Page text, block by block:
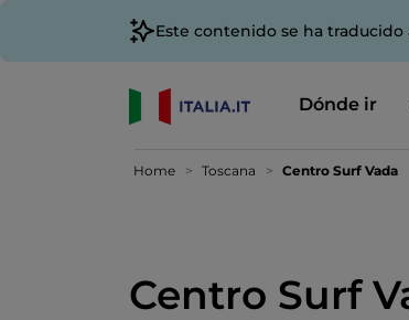
Este contenido se ha
Dónde ir
Home Toscana Centro Surf Vada
Centro Surf